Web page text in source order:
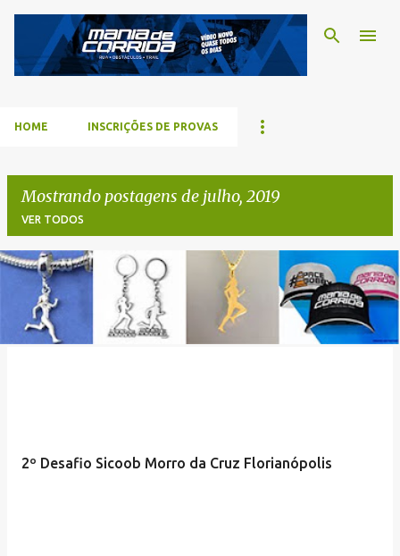
Pular para o conteúdo
HOME INSCRIÇÕES DE PROVAS
Mostrando postagens de julho, 2019
VER TODOS
2º Desafio Sicoob Morro da Cruz Florianópolis